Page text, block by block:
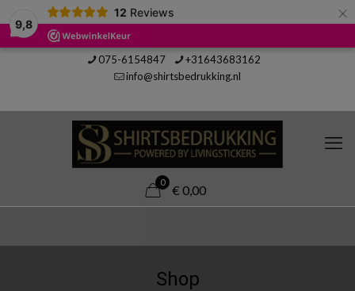
9,8
12 Reviews ×
075-6154847
+31643683162
info@shirtsbedrukking.nl
0
€ 0,00
Shop